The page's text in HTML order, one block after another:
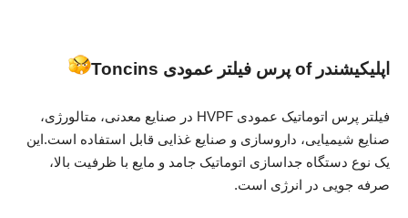
اپلیکیشندر of پرس فیلتر عمودی Toncin s
فیلتر پرس اتوماتیک عمودی HVPF در صنایع معدنی، متالورژی،
صنایع شیمیایی، داروسازی و صنایع غذایی قابل استفاده است.این
یک نوع دستگاه جداسازی اتوماتیک جامد و مایع با ظرفیت بالا،
صرفه جویی در انرژی است.